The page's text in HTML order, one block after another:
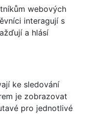
webových
interagují s
a hlásí
ke sledování
je zobrazovat
pro jednotlivé